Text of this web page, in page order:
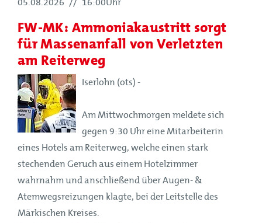
05.08.2026 // 16:00Uhr
FW-MK: Ammoniakaustritt sorgt
für Massenanfall von Verletzten
am Reiterweg
Iserlohn (ots) -
Am Mittwochmorgen meldete sich
gegen 9:30 Uhr eine Mitarbeiterin
eines Hotels am Reiterweg, welche einen stark
stechenden Geruch aus einem Hotelzimmer
wahrnahm und anschließend über Augen- &
Atemwegsreizungen klagte, bei der Leitstelle des
Märkischen Kreises.